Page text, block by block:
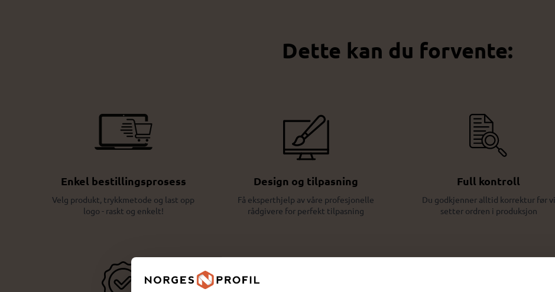
Dette kan du forvente:
Enkel bestillingsprosess
Velg produkt, trykkmetode og last opp
logo - raskt og enkelt!
Design og tilpasning
Få eksperthjelp av våre profesjonelle
rådgivere for perfekt tilpasning
Full kontroll
Du godkjenner alltid korrektur før vi
setter ordren i produksjon